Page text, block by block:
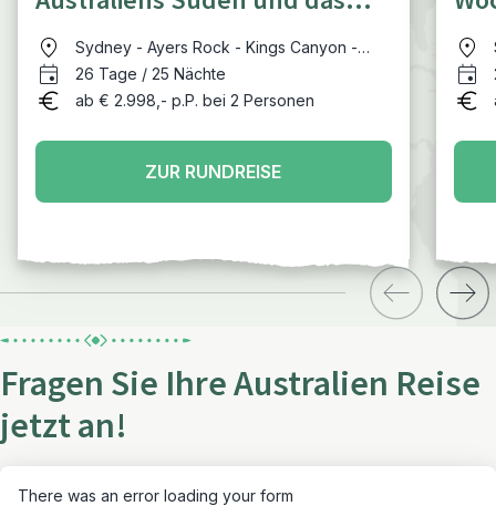
Outback
Sydney - Ayers Rock - Kings Canyon -
Alice Springs - Adelaide - Kangaroo Island
- Grampians NP - Great Ocean Road -
Promontory NP - Jervis Bay - Sydney
26 Tage / 25 Nächte
ab € 2.998,- p.P. bei 2 Personen
ZUR RUNDREISE
Fragen Sie Ihre Australien Reise
jetzt an!
There was an error loading your form